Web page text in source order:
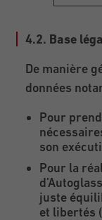
4.2. Base
De manière
données
Pour
son
Pour la
juste
et libertés